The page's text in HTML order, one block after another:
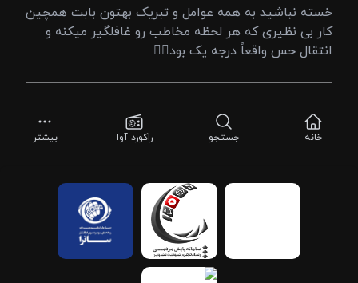
خسته نباشید به همه عوامل و تبریک بهتون بابت همچین
کار بی نظیری که هر لحظه مخاطب رو غافلگیر میکنه و
انتقال حس واقعاً درجه یک بود👌🏻
خانه جستجو راکورد آوا بیشتر